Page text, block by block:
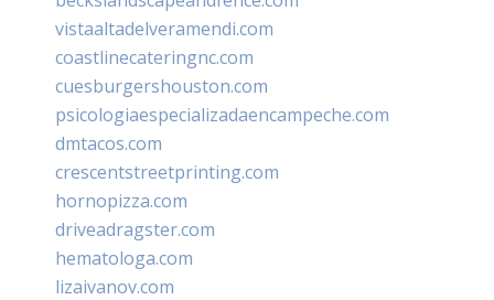
vistaaltadelveramendi.com
coastlinecateringnc.com
cuesburgershouston.com
psicologiaespecializadaencampeche.com
dmtacos.com
crescentstreetprinting.com
hornopizza.com
driveadragster.com
hematologa.com
lizaivanov.com